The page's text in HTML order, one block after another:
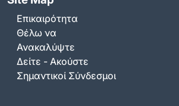
Επικαιρότητα
Θέλω να
Ανακαλύψτε
Δείτε - Ακούστε
Σημαντικοί Σύνδεσμοι